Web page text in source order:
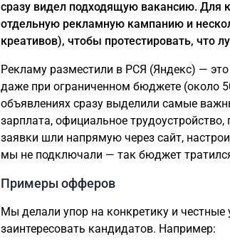
сразу видел подходящую вакансию. Для
отдельную рекламную кампанию и
креативов), чтобы протестировать, что
Рекламу разместили в РСЯ (Яндекс) —
даже при ограниченном бюджете (около
объявлениях сразу выделили самые
зарплата, официальное
заявки шли напрямую через сайт,
мы не подключали — так бюджет
Примеры офферов
Мы делали упор на конкретику и честные
заинтересовать кандидатов. Например: